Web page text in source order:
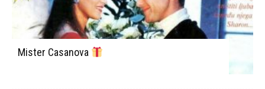
Mister Casanova